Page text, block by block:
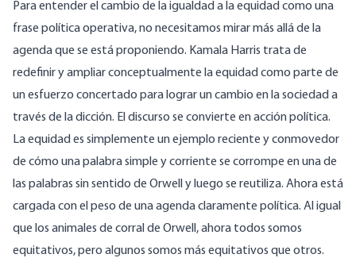
Para entender el cambio de la igualdad a la equidad como una
frase política operativa, no necesitamos mirar más allá de la
agenda que se está proponiendo. Kamala Harris trata de
redefinir y ampliar conceptualmente la equidad como parte de
un esfuerzo concertado para lograr un cambio en la sociedad a
través de la dicción. El discurso se convierte en acción política.
La equidad es simplemente un ejemplo reciente y conmovedor
de cómo una palabra simple y corriente se corrompe en una de
las palabras sin sentido de Orwell y luego se reutiliza. Ahora está
cargada con el peso de una agenda claramente política. Al igual
que los animales de corral de Orwell, ahora todos somos
equitativos, pero algunos somos más equitativos que otros.